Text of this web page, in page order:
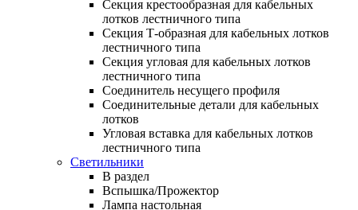
Секция крестообразная для кабельных
лотков лестничного типа
Секция Т-образная для кабельных лотков
лестничного типа
Секция угловая для кабельных лотков
лестничного типа
Соединитель несущего профиля
Соединительные детали для кабельных
лотков
Угловая вставка для кабельных лотков
лестничного типа
Светильники
В раздел
Вспышка/Прожектор
Лампа настольная